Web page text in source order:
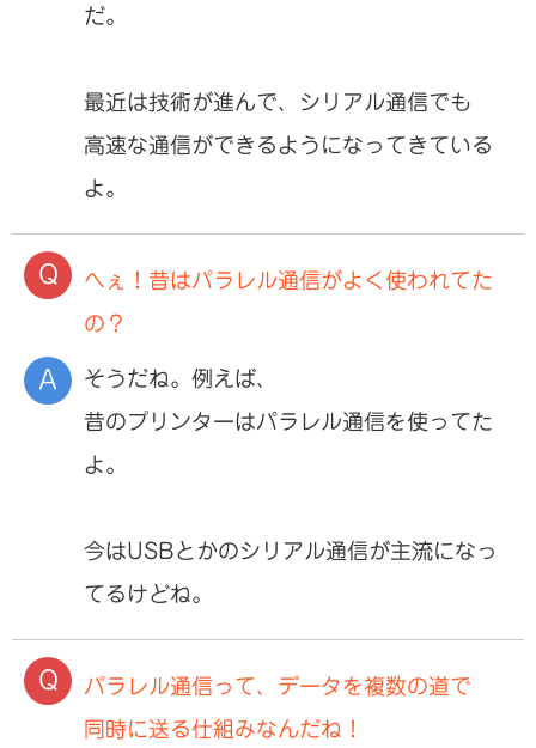
だ。
最近は技術が進んで、シリアル通信でも
高速な通信ができるようになってきている
よ。
へぇ！昔はパラレル通信がよく使われてた
の？
そうだね。例えば、
昔のプリンターはパラレル通信を使ってた
よ。
今はUSBとかのシリアル通信が主流になっ
てるけどね。
パラレル通信って、データを複数の道で
同時に送る仕組みなんだね！